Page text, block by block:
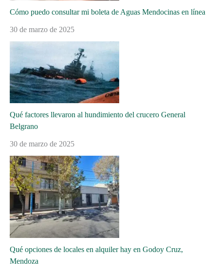
Cómo puedo consultar mi boleta de Aguas Mendocinas en línea
30 de marzo de 2025
Qué factores llevaron al hundimiento del crucero General
Belgrano
30 de marzo de 2025
Qué opciones de locales en alquiler hay en Godoy Cruz,
Mendoza